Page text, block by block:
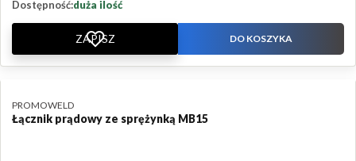
Dostępność:duża ilość
ZAPISZ DO KOSZYKA
Łącznik prądowy ze sprężynką MB15
PRODUCENT
PROMOWELD